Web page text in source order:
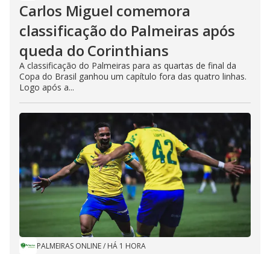
Carlos Miguel comemora
classificação do Palmeiras após
queda do Corinthians
A classificação do Palmeiras para as quartas de final da
Copa do Brasil ganhou um capítulo fora das quatro linhas.
Logo após a...
PALMEIRAS ONLINE/ HÁ 1 HORA